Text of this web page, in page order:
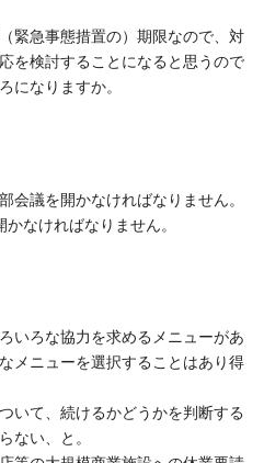
緊急事態措置の）期限なので、対
を検討することになると思うので
になりますか。
会議を開かなければなりません。
なければなりません。
いろな協力を求めるメニューがあ
メニューを選択することはあり得
いて、続けるかどうかを判断する
ない、と。